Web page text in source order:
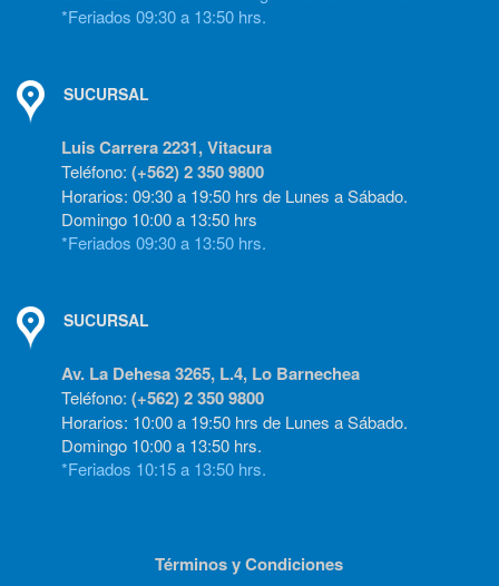
*Feriados 09:30 a 13:50 hrs.
SUCURSAL
Luis Carrera 2231, Vitacura
Teléfono: (+562) 2 350 9800
Horarios: 09:30 a 19:50 hrs de Lunes a Sábado.
Domingo 10:00 a 13:50 hrs
*Feriados 09:30 a 13:50 hrs.
SUCURSAL
Av. La Dehesa 3265, L.4, Lo Barnechea
Teléfono: (+562) 2 350 9800
Horarios: 10:00 a 19:50 hrs de Lunes a Sábado.
Domingo 10:00 a 13:50 hrs.
*Feriados 10:15 a 13:50 hrs.
Términos y Condiciones